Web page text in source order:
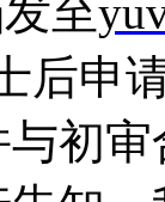
至
后申
初